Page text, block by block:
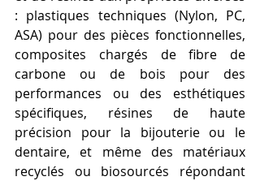
: plastiques techniques (Nylon, PC,
ASA) pour des pièces fonctionnelles,
composites chargés de fibre de
carbone ou de bois pour des
performances ou des esthétiques
spécifiques, résines de haute
précision pour la bijouterie ou le
dentaire, et même des matériaux
recyclés ou biosourcés répondant